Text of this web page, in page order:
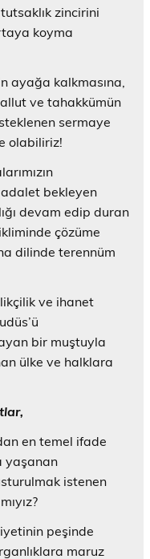
zincirini
koyma
ayağa kalkmasına,
ve tahakkümün
sermaye
olabiliriz!
adalet bekleyen
devam edip duran
çözüme
dilinde terennüm
ve ihanet
bir muştuyla
ülke ve halklara
en temel ifade
yaşanan
istenen
peşinde
maruz